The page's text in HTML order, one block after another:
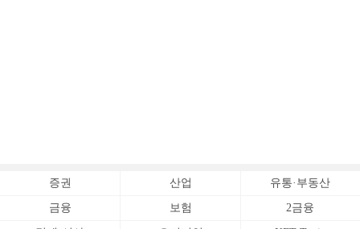
증권 산업 유통·부동산
금융 보험 2금융